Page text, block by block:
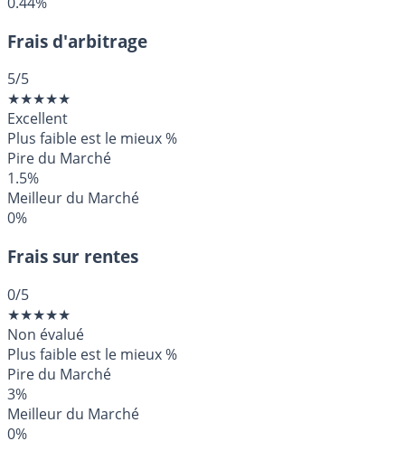
Frais d'arbitrage
5/5
★★★★★
Excellent
Plus faible est le mieux%
Pire du Marché
1.5%
Meilleur du Marché
0%
Frais sur rentes
0/5
★★★★★
Non évalué
Plus faible est le mieux%
Pire du Marché
3%
Meilleur du Marché
0%